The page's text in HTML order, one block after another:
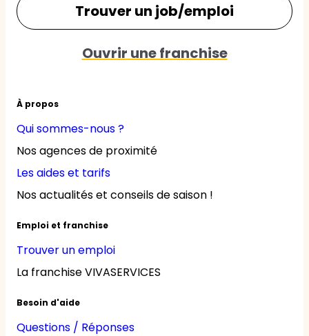
À propos
Qui sommes-nous ?
Nos agences de proximité
Les aides et tarifs
Nos actualités et conseils de saison !
Emploi et franchise
Trouver un emploi
La franchise VIVASERVICES
Besoin d'aide
Questions / Réponses
Trouver un job/emploi
Ouvrir une franchise